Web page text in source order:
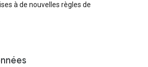
à de nouvelles règles de